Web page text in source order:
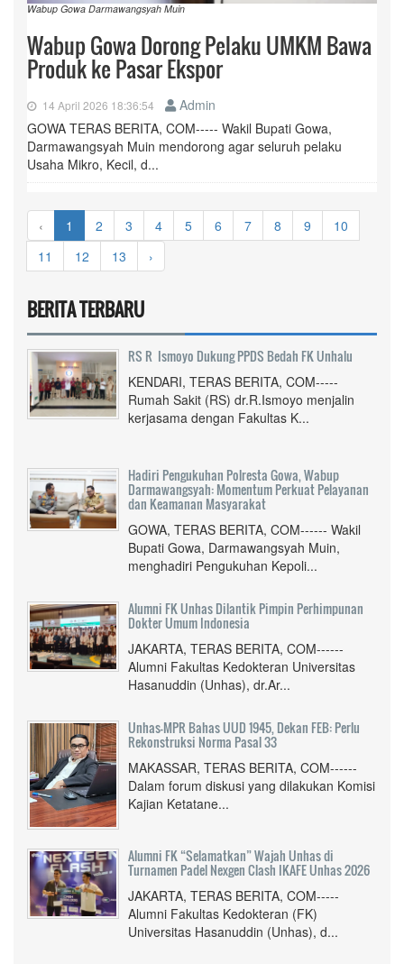
Wabup Gowa Darmawangsyah Muin
Wabup Gowa Dorong Pelaku UMKM Bawa
Produk ke Pasar Ekspor
14 April 2026 18:36:54
Admin
GOWA TERAS BERITA, COM----- Wakil Bupati Gowa,
Darmawangsyah Muin mendorong agar seluruh pelaku
Usaha Mikro, Kecil, d...
‹ 1 2 3 4 5 6 7 8 9
10
11
12 13 ›
BERITA TERBARU
RS R Ismoyo Dukung PPDS Bedah FK Unhalu
KENDARI, TERAS BERITA, COM-----
Rumah Sakit (RS) dr.R.Ismoyo menjalin
kerjasama dengan Fakultas K...
Hadiri Pengukuhan Polresta Gowa, Wabup
Darmawangsyah: Momentum Perkuat Pelayanan
dan Keamanan Masyarakat
GOWA, TERAS BERITA, COM------ Wakil
Bupati Gowa, Darmawangsyah Muin,
menghadiri Pengukuhan Kepoli...
Alumni FK Unhas Dilantik Pimpin Perhimpunan
Dokter Umum Indonesia
JAKARTA, TERAS BERITA, COM------
Alumni Fakultas Kedokteran Universitas
Hasanuddin (Unhas), dr.Ar...
Unhas-MPR Bahas UUD 1945, Dekan FEB: Perlu
Rekonstruksi Norma Pasal 33
MAKASSAR, TERAS BERITA, COM------
Dalam forum diskusi yang dilakukan Komisi
Kajian Ketatane...
Alumni FK “Selamatkan” Wajah Unhas di
Turnamen Padel Nexgen Clash IKAFE Unhas 2026
JAKARTA, TERAS BERITA, COM-----
Alumni Fakultas Kedokteran (FK)
Universitas Hasanuddin (Unhas), d...